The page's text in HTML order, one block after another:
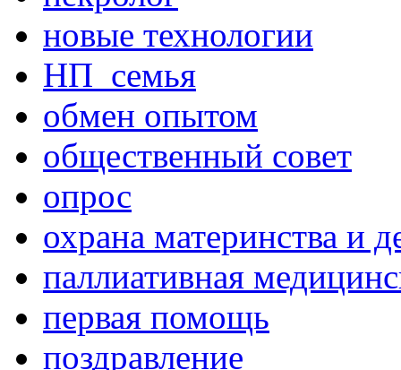
новые технологии
НП_семья
обмен опытом
общественный совет
опрос
охрана материнства и
паллиативная
первая помощь
поздравление